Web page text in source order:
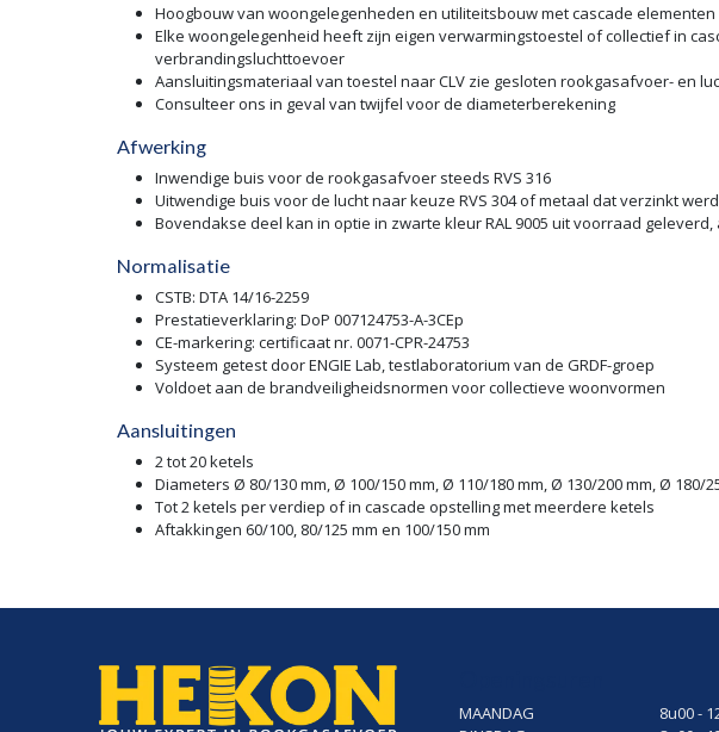
Hoogbouw van woongelegenheden en utiliteitsbouw met cascade elementen
Elke woongelegenheid heeft zijn eigen verwarmingstoestel of collectief in
verbrandingsluchttoevoer
Aansluitingsmateriaal van toestel naar CLV zie gesloten rookgasafvoer- en
Consulteer ons in geval van twijfel voor de diameterberekening
Afwerking
Inwendige buis voor de rookgasafvoer steeds RVS 316
Uitwendige buis voor de lucht naar keuze RVS 304 of metaal dat verzinkt
Bovendakse deel kan in optie in zwarte kleur RAL 9005 uit voorraad
Normalisatie
CSTB: DTA 14/16-2259
Prestatieverklaring: DoP 007124753-A-3CEp
CE-markering: certificaat nr. 0071-CPR-24753
Systeem getest door ENGIE Lab, testlaboratorium van de GRDF-groep
Voldoet aan de brandveiligheidsnormen voor collectieve woonvormen
Aansluitingen
2 tot 20 ketels
Diameters Ø 80/130 mm, Ø 100/150 mm, Ø 110/180 mm, Ø 130/200 mm, Ø 180/
Tot 2 ketels per verdiep of in cascade opstelling met meerdere ketels
Aftakkingen 60/100, 80/125 mm en 100/150 mm
MAANDAG
8u00 -